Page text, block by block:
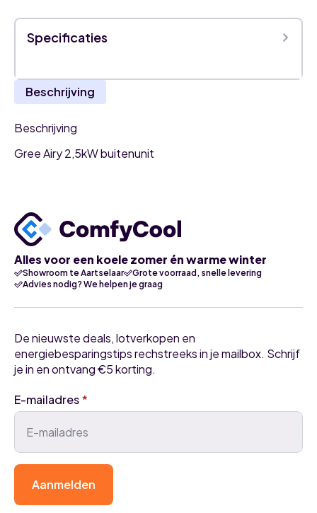
aantal
Specificaties
Beschrijving
Beschrijving
Gree Airy 2,5kW buitenunit
Alles voor een koele zomer én warme winter
Showroom te Aartselaar
Grote voorraad, snelle levering
Advies nodig? We helpen je graag
De nieuwste deals, lotverkopen en
energiebesparingstips rechstreeks in je mailbox. Schrijf
je in en ontvang €5 korting.
E-mailadres*
Aanmelden